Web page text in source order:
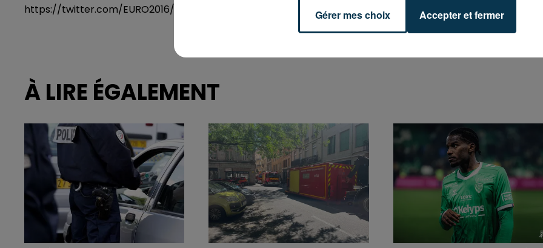
https://twitter.com/EURO2016/status/675737889389547520
À LIRE ÉGALEMENT
Gérer mes choix Accepter et fermer